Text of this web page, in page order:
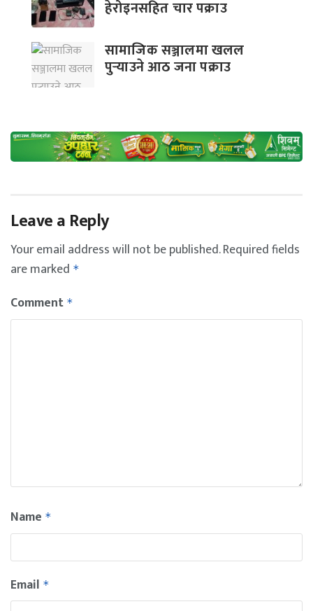
हेरोइनसहित चार पक्राउ
सामाजिक सञ्जालमा खलल
पुर्‍याउने आठ जना पक्राउ
Leave a Reply
Your email address will not be published.Required fields
are marked *
Comment *
Name *
Email *